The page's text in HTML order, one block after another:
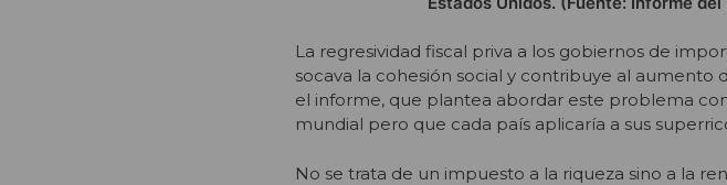
La regresividad fiscal priva a los gobiernos de
socava la cohesión social y contribuye al aumento
el informe, que plantea abordar este problema
mundial pero que cada país aplicaría a sus
No se trata de un impuesto a la riqueza sino a la